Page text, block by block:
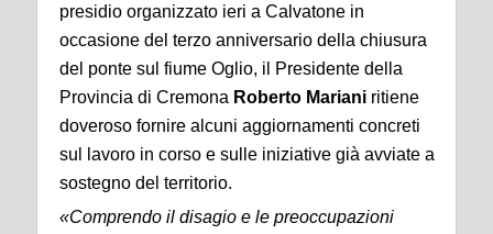
presidio organizzato ieri a Calvatone in
occasione del terzo anniversario della chiusura
del ponte sul fiume Oglio, il Presidente della
Provincia di Cremona Roberto Mariani ritiene
doveroso fornire alcuni aggiornamenti concreti
sul lavoro in corso e sulle iniziative già avviate a
sostegno del territorio.
«Comprendo il disagio e le preoccupazioni